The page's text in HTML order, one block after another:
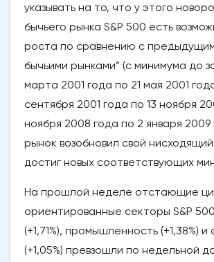
указывать на то, что у этого
бычьего рынка S&P 500 есть
роста по сравнению с
бычьими рынками” (с минимума до
марта 2001 года по 21 мая 2001
сентября 2001 года по 13 ноября
ноября 2008 года по 2 января 2009
рынок возобновил свой
достиг новых соответствующих
На прошлой неделе отстающие
ориентированные секторы S&P
(+1,71%), промышленность (+1,38%)
(+1,05%) превзошли по недельной